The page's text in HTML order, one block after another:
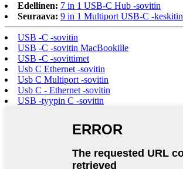
Edellinen: 7 in 1 USB-C Hub -sovitin
Seuraava: 9 in 1 Multiport USB-C -keskitin
USB -C -sovitin
USB -C -sovitin MacBookille
USB -C -sovittimet
Usb C Ethernet -sovitin
Usb C Multiport -sovitin
Usb C - Ethernet -sovitin
USB -tyypin C -sovitin